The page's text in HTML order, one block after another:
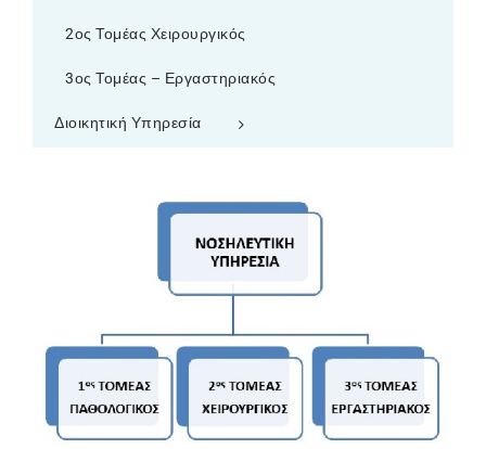
2ος Τομέας Χειρουργικός
3ος Τομέας – Εργαστηριακός
Διοικητική Υπηρεσία